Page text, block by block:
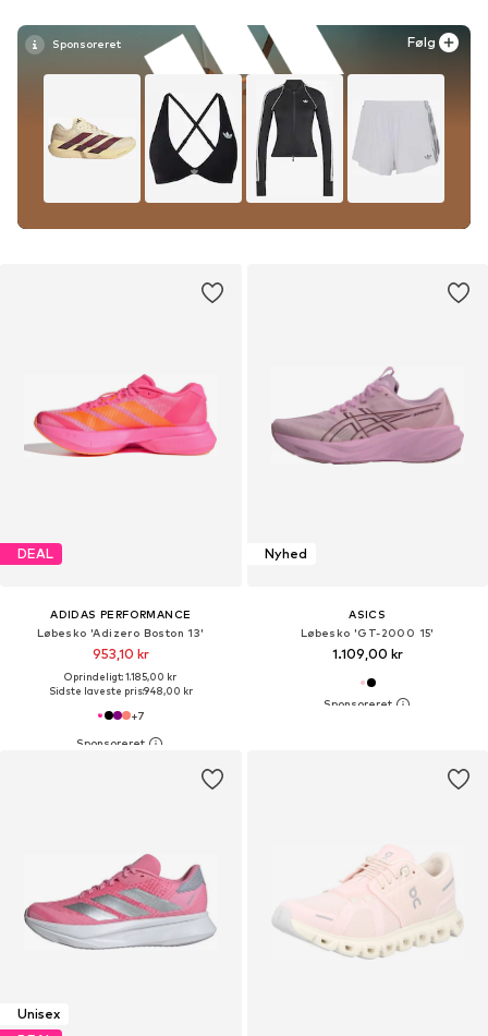
Følg
DEAL
ADIDAS PERFORMANCE
Løbesko 'Adizero Boston 13'
953,10 kr
Oprindeligt: 1.185,00 kr
Sidste laveste pris:948,00 kr
+7
Nyhed
ASICS
Løbesko 'GT-2000 15'
1.109,00 kr
Unisex